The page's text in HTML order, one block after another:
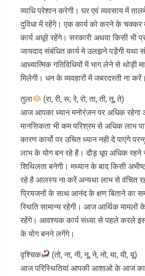
व्याधि परेशान करेगी। घर एवं व्यवसाय में
दुविधा में रहेंगे। एक कार्य को करने के
कार्य अधूरे रहेंगे। सरकारी अथवा किसी भी
जायदाद संबंधित कार्य मे उलझने पड़ेंगी
आध्यात्मिक गतिविधियों में भाग लेने से थोड़ी
मिलेगी। धन के व्यवहारों में जबरदस्ती ना करें।
तुला
(रा, री, रू, रे, रो, ता, ती, तू, ते)
आज आपका ध्यान मनोरंजन पर अधिक
मानसिकता भी कम परिश्रम से अधिक लाभ
कारण कार्यो पर उचित ध्यान नही दे पाएंगे
लाभ के योग बन रहे है। दौड़ धूप अधिक रहने
शिथिलता बनेगी। मध्यान के बाद किसी
रहे है आलस्य ना करें अन्यथा लाभ से वंचित
प्रियजनों के साथ आनंद के क्षण बिताने का
स्थिति सामान्य रहेगी। आज आर्थिक मामलों
रहेंगे। आवश्यक कार्य संध्या से पहले करले
के योग बनने लगेंगे।
वृश्चिक
(तो, ना, नी, नू, ने, नो, या, यी, यू)
आज परिस्थितियां आपकी आशाओ के आज का